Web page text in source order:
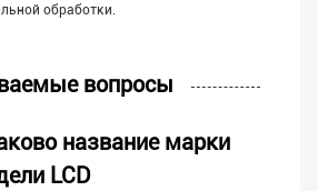
обработки.
вопросы
название марки
LCD